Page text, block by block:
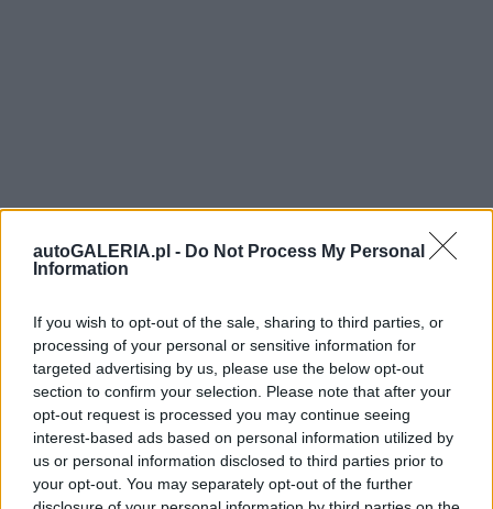
autoGALERIA.pl - Do Not Process My Personal
Information
If you wish to opt-out of the sale, sharing to third parties, or
processing of your personal or sensitive information for
targeted advertising by us, please use the below opt-out
section to confirm your selection. Please note that after your
opt-out request is processed you may continue seeing
interest-based ads based on personal information utilized by
us or personal information disclosed to third parties prior to
your opt-out. You may separately opt-out of the further